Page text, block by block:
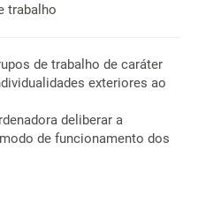
trabalho
de trabalho de caráter
exteriores ao
deliberar a
de funcionamento dos